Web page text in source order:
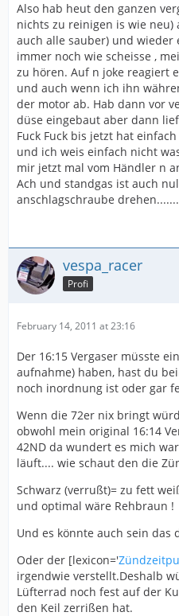
Also hab heut den ganzen
nichts zu reinigen is wie neu)
auch alle sauber) und wieder
immer noch wie scheisse ,
zu hören. Auf n joke reagiert
und auch wenn ich ihn
der motor ab. Hab dann vor
düse eingebaut aber dann
Fuck Fuck bis jetzt hat
und ich weis einfach nicht
mir jetzt mal vom Händler n
Ach und standgas ist auch
anschlagschraube
vespa_racer
Profi
February 14, 2011 at 23:16
Der 16:15 Vergaser müsste
aufnahme) haben, hast du
noch inordnung ist oder gar
Wenn die 72er nix bringt
obwohl mein original 16:14
42ND da wundert es mich
läuft.... wie schaut den die
Schwarz (verrußt)= zu fett
und optimal wäre Rehbraun !
Und es könnte auch sein das
Oder der [lexicon='
irgendwie verstellt.Deshalb
Lüfterrad noch fest auf der
den Keil zerrißen hat.